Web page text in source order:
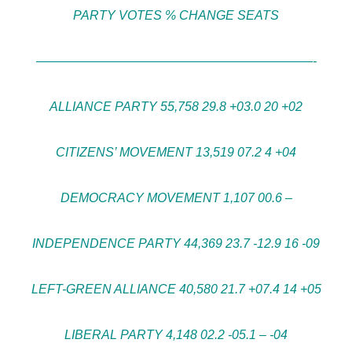
PARTY VOTES % CHANGE SEATS
——————————————————————-
ALLIANCE PARTY 55,758 29.8 +03.0 20 +02
CITIZENS’ MOVEMENT 13,519 07.2 4 +04
DEMOCRACY MOVEMENT 1,107 00.6 –
INDEPENDENCE PARTY 44,369 23.7 -12.9 16 -09
LEFT-GREEN ALLIANCE 40,580 21.7 +07.4 14 +05
LIBERAL PARTY 4,148 02.2 -05.1 – -04